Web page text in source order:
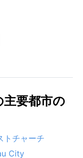
要都市の
トチャーチ
City